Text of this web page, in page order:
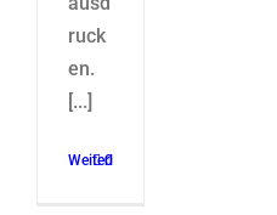
ruck
en.
[...]
Weiterlesen
0